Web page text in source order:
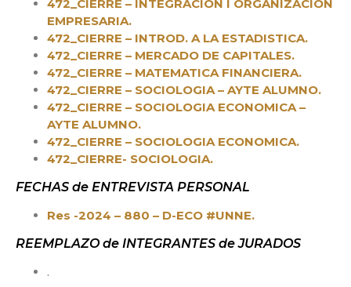
472_CIERRE – INTEGRACION I ORGANIZACION
EMPRESARIA.
472_CIERRE – INTROD. A LA ESTADISTICA.
472_CIERRE – MERCADO DE CAPITALES.
472_CIERRE – MATEMATICA FINANCIERA.
472_CIERRE – SOCIOLOGIA – AYTE ALUMNO.
472_CIERRE – SOCIOLOGIA ECONOMICA –
AYTE ALUMNO.
472_CIERRE – SOCIOLOGIA ECONOMICA.
472_CIERRE- SOCIOLOGIA.
FECHAS de ENTREVISTA PERSONAL
Res -2024 – 880 – D-ECO #UNNE.
REEMPLAZO de INTEGRANTES de JURADOS
.